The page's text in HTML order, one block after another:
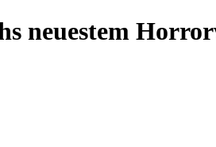
neuestem